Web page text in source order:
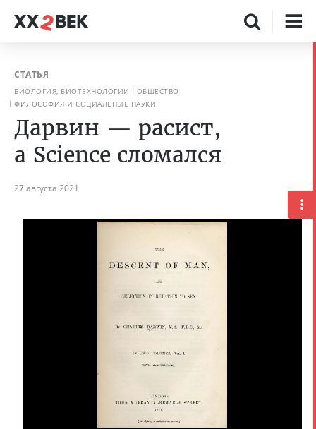
СТАТЬЯ
БИОЛОГИЯ, БИОТЕХНОЛОГИИ
ОБЩЕСТВО
ФИЛОСОФИЯ И СОЦИАЛЬНЫЕ НАУКИ
Дарвин — расист,
а Science сломался
27 августа 2021